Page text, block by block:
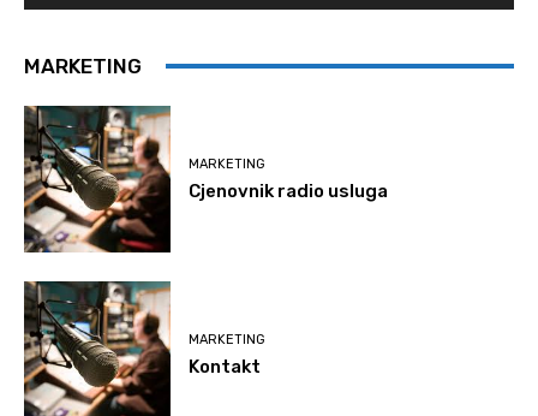
MARKETING
MARKETING
Cjenovnik radio usluga
MARKETING
Kontakt